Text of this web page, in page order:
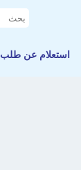
استعلام عن طلب